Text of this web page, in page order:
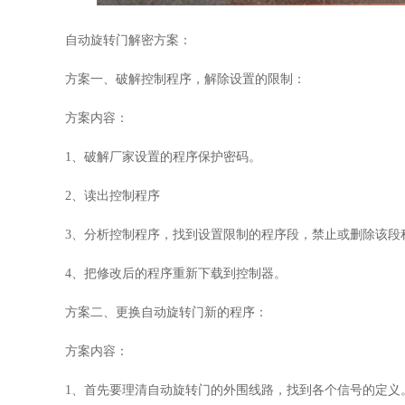
自动旋转门解密方案：
方案一、破解控制程序，解除设置的限制：
方案内容：
1、破解厂家设置的程序保护密码。
2、读出控制程序
3、分析控制程序，找到设置限制的程序段，禁止或删除该段
4、把修改后的程序重新下载到控制器。
方案二、更换自动旋转门新的程序：
方案内容：
1、首先要理清自动旋转门的外围线路，找到各个信号的定义